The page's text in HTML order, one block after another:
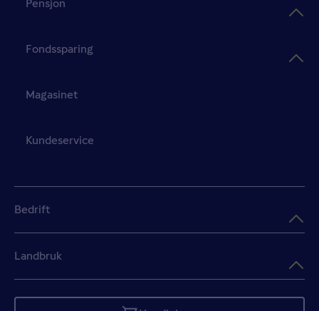
Pensjon
Fondssparing
Magasinet
Kundeservice
Bedrift
Landbruk